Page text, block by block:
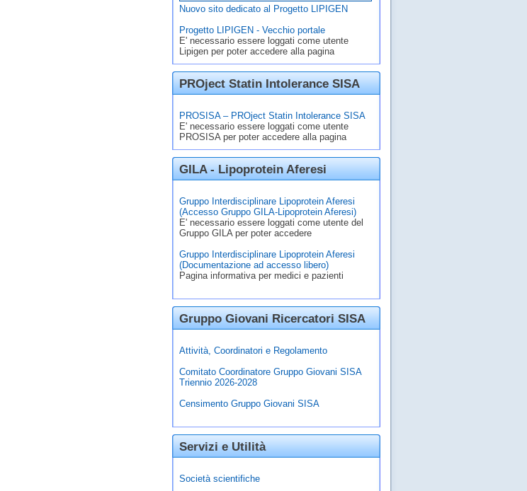
Nuovo sito dedicato al Progetto LIPIGEN
Progetto LIPIGEN - Vecchio portale
E' necessario essere loggati come utente
Lipigen per poter accedere alla pagina
PROject Statin Intolerance SISA
PROSISA – PROject Statin Intolerance SISA
E' necessario essere loggati come utente
PROSISA per poter accedere alla pagina
GILA - Lipoprotein Aferesi
Gruppo Interdisciplinare Lipoprotein Aferesi
(Accesso Gruppo GILA-Lipoprotein Aferesi)
E' necessario essere loggati come utente del
Gruppo GILA per poter accedere
Gruppo Interdisciplinare Lipoprotein Aferesi
(Documentazione ad accesso libero)
Pagina informativa per medici e pazienti
Gruppo Giovani Ricercatori SISA
Attività, Coordinatori e Regolamento
Comitato Coordinatore Gruppo Giovani SISA
Triennio 2026-2028
Censimento Gruppo Giovani SISA
Servizi e Utilità
Società scientifiche